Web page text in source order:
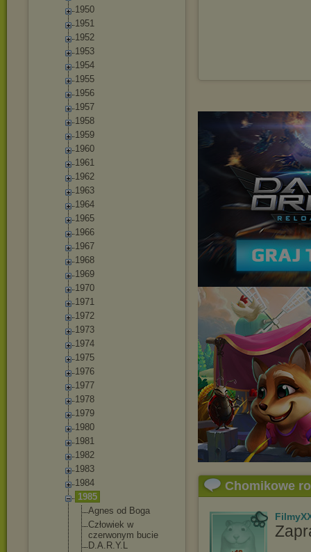
1950
1951
1952
1953
1954
1955
1956
1957
1958
1959
1960
1961
1962
1963
1964
1965
1966
1967
1968
1969
1970
1971
1972
1973
1974
1975
1976
1977
1978
1979
1980
1981
1982
1983
1984
1985
Agnes od Boga
Człowiek w
czerwonym bucie
D.A.R.Y.L
Chomikowe